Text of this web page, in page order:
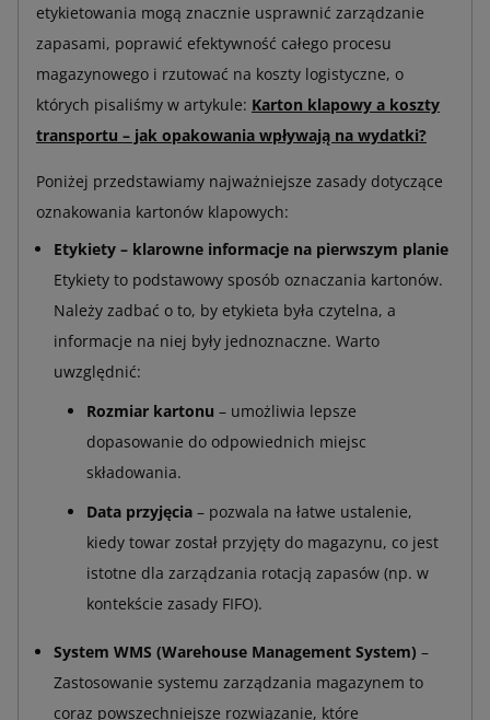
etykietowania mogą znacznie usprawnić zarządzanie
zapasami, poprawić efektywność całego procesu
magazynowego i rzutować na koszty logistyczne, o
których pisaliśmy w artykule: Karton klapowy a koszty
transportu – jak opakowania wpływają na wydatki?
Poniżej przedstawiamy najważniejsze zasady dotyczące
oznakowania kartonów klapowych:
Etykiety – klarowne informacje na pierwszym planie
Etykiety to podstawowy sposób oznaczania kartonów.
Należy zadbać o to, by etykieta była czytelna, a
informacje na niej były jednoznaczne. Warto
uwzględnić:
Rozmiar kartonu – umożliwia lepsze
dopasowanie do odpowiednich miejsc
składowania.
Data przyjęcia – pozwala na łatwe ustalenie,
kiedy towar został przyjęty do magazynu, co jest
istotne dla zarządzania rotacją zapasów (np. w
kontekście zasady FIFO).
System WMS (Warehouse Management System) –
Zastosowanie systemu zarządzania magazynem to
coraz powszechniejsze rozwiązanie, które